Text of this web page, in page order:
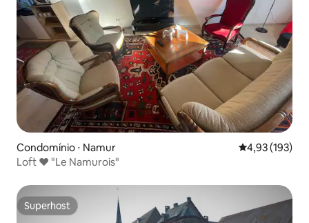
Condomínio ⋅ Namur 4,93 de uma
4,93 (193)
Loft ❤️ "Le Namurois"
Superhost
Superhost